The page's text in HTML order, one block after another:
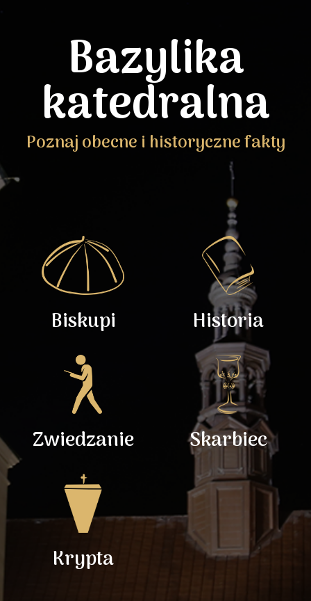
Bazylika
katedralna
Poznaj obecne i historyczne fakty
Biskupi Historia
Zwiedzanie Skarbiec
Krypta